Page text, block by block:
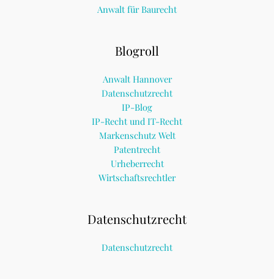
Anwalt für Baurecht
Blogroll
Anwalt Hannover
Datenschutzrecht
IP-Blog
IP-Recht und IT-Recht
Markenschutz Welt
Patentrecht
Urheberrecht
Wirtschaftsrechtler
Datenschutzrecht
Datenschutzrecht